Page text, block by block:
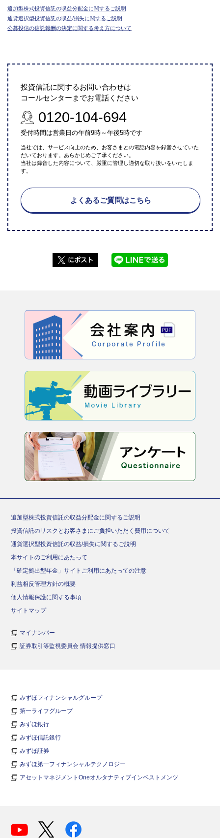
追加型株式投資信託の収益分配金に関するご説明
通貨選択型投資信託の収益/損失に関するご説明
公募投信の信託報酬の決定に関する考え方について
投資信託に関するお問い合わせは
コールセンターまでお電話ください
0120-104-694
受付時間は営業日の午前9時～午後5時です
当社では、サービス向上のため、お客さまとの電話内容を録音させていた
だいております。あらかじめご了承ください。
当社は録音した内容について、厳重に管理し適切な取り扱いをいたしま
す。
よくあるご質問はこちら
追加型株式投資信託の収益分配金に関するご説明
投資信託のリスクとお客さまにご負担いただく費用について
通貨選択型投資信託の収益/損失に関するご説明
本サイトのご利用にあたって
「確定拠出型年金」サイトご利用にあたっての注意
利益相反管理方針の概要
個人情報保護に関する事項
サイトマップ
マイナンバー
証券取引等監視委員会 情報提供窓口
みずほフィナンシャルグループ
第一ライフグループ
みずほ銀行
みずほ信託銀行
みずほ証券
みずほ第一フィナンシャルテクノロジー
アセットマネジメントOneオルタナティブインベストメンツ